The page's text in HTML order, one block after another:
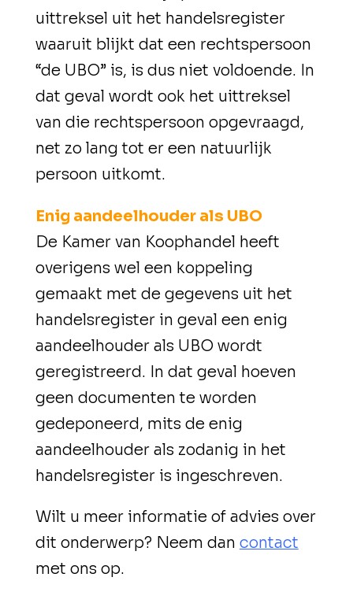
uittreksel uit het handelsregister
waaruit blijkt dat een rechtspersoon
“de UBO” is, is dus niet voldoende. In
dat geval wordt ook het uittreksel
van die rechtspersoon opgevraagd,
net zo lang tot er een natuurlijk
persoon uitkomt.
Enig aandeelhouder als UBO
De Kamer van Koophandel heeft
overigens wel een koppeling
gemaakt met de gegevens uit het
handelsregister in geval een enig
aandeelhouder als UBO wordt
geregistreerd. In dat geval hoeven
geen documenten te worden
gedeponeerd, mits de enig
aandeelhouder als zodanig in het
handelsregister is ingeschreven.
Wilt u meer informatie of advies over
dit onderwerp? Neem dan contact
met ons op.